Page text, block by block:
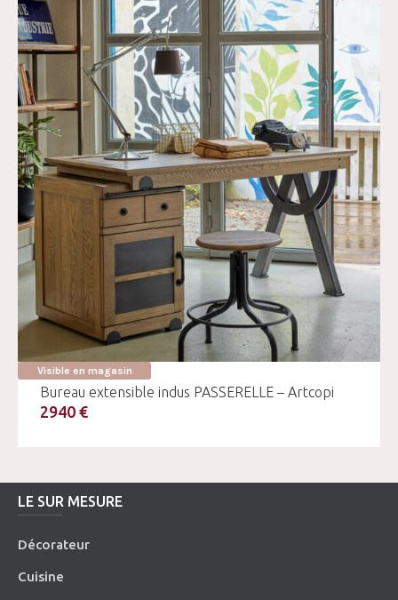
Visible en magasin
Bureau extensible indus PASSERELLE – Artcopi
2940 €
LE SUR MESURE
Décorateur
Cuisine